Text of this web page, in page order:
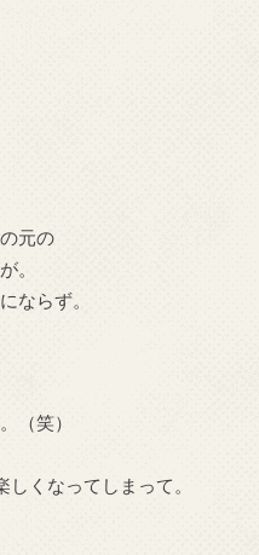
元の
。
ならず。
（笑）
くなってしまって。